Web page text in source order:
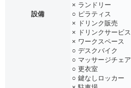
設備
× ランドリー
○ ピラティス
× ドリンク販売
× ドリンクサービス
× ワークスペース
○ デスクバイク
○ マッサージチェア
○ 更衣室
○ 鍵なしロッカー